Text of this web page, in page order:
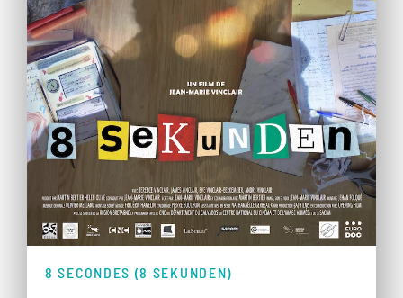
8 SECONDES (8 SEKUNDEN)